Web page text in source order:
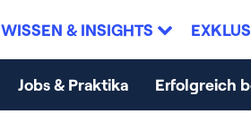
WISSEN & INSIGHTS
Jobs & Praktika Erfolgreich